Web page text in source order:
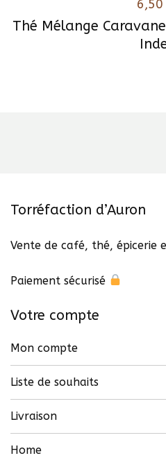
Thé Mélange
6,50
Torréfaction d’Auron
Vente de café, thé, épicerie
Paiement sécurisé
Votre compte
Mon compte
Liste de souhaits
Livraison
Home